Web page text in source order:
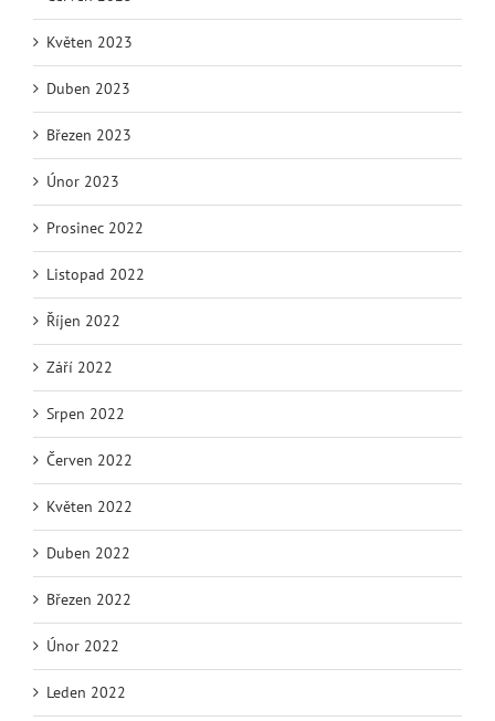
Květen 2023
Duben 2023
Březen 2023
Únor 2023
Prosinec 2022
Listopad 2022
Říjen 2022
Září 2022
Srpen 2022
Červen 2022
Květen 2022
Duben 2022
Březen 2022
Únor 2022
Leden 2022